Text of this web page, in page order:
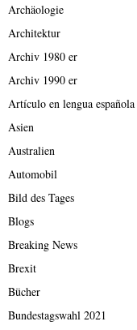
Archäologie
Architektur
Archiv 1980 er
Archiv 1990 er
Artículo en lengua española
Asien
Australien
Automobil
Bild des Tages
Blogs
Breaking News
Brexit
Bücher
Bundestagswahl 2021